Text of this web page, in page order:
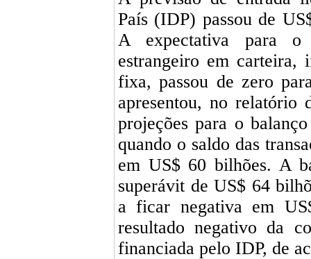
País (IDP) passou de
A expectativa para o
estrangeiro em carteira,
fixa, passou de zero
apresentou, no relatório
projeções para o
quando o saldo das
em US$ 60 bilhões. A
superávit de US$ 64
a ficar negativa em
resultado negativo da
financiada pelo IDP, de